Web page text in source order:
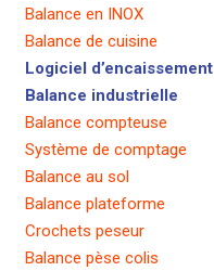
Balance en INOX
Balance de cuisine
Logiciel d’encaissement
Balance industrielle
Balance compteuse
Système de comptage
Balance au sol
Balance plateforme
Crochets peseur
Balance pèse colis